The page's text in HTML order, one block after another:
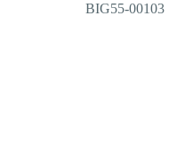
BIG55-00103